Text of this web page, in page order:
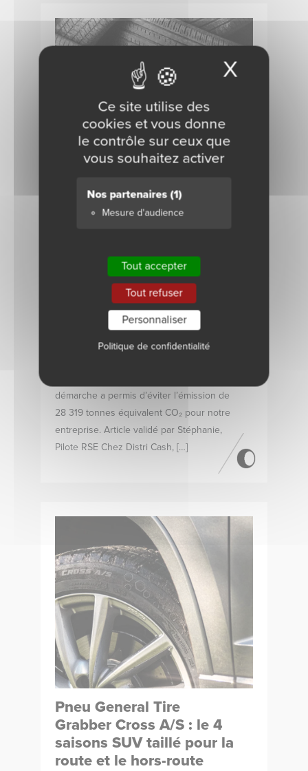
Valorisation des pneus
0 commentaire
Grâce à notre engagement en faveur de
l’économie circulaire et à notre
partenariat avec Aliapur, la collecte et la
valorisation des pneus usagés
démarche a permis d’éviter l’émission de
28 319 tonnes équivalent CO₂ pour notre
entreprise. Article validé par Stéphanie,
Pilote RSE Chez Distri Cash, […]
Pneu General Tire
Grabber Cross A/S : le 4
saisons SUV taillé pour la
route et le hors-route
Ce site utilise des
cookies et vous donne
le contrôle sur ceux que
vous souhaitez activer
Nos partenaires(1)
Mesure d'audience
Tout accepter
Tout refuser
Personnaliser
Politique de confidentialité
X